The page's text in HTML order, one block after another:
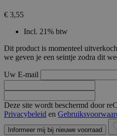
€ 3,55
Incl. 21% btw
Dit product is momenteel
we geven je een seintje zodra dit
Uw E-mail
Deze site wordt beschermd door
Privacybeleid en
Informeer mij bij nieuwe voorraad